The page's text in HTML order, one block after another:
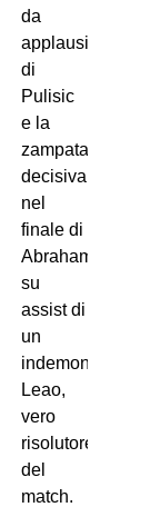
da
applausi
di
Pulisic
e la
zampata
decisiva
nel
finale di
Abraham,
su
assist di
un
indemoniato
Leao,
vero
risolutore
del
match.